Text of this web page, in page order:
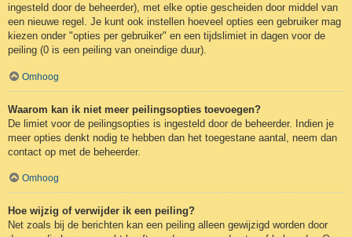
ingesteld door de beheerder), met elke optie gescheiden door middel van
een nieuwe regel. Je kunt ook instellen hoeveel opties een gebruiker mag
kiezen onder "opties per gebruiker" en een tijdslimiet in dagen voor de
peiling (0 is een peiling van oneindige duur).
Omhoog
Waarom kan ik niet meer peilingsopties toevoegen?
De limiet voor de peilingsopties is ingesteld door de beheerder. Indien je
meer opties denkt nodig te hebben dan het toegestane aantal, neem dan
contact op met de beheerder.
Omhoog
Hoe wijzig of verwijder ik een peiling?
Net zoals bij de berichten kan een peiling alleen gewijzigd worden door